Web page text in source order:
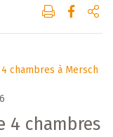
chambres à Mersch
4 chambres